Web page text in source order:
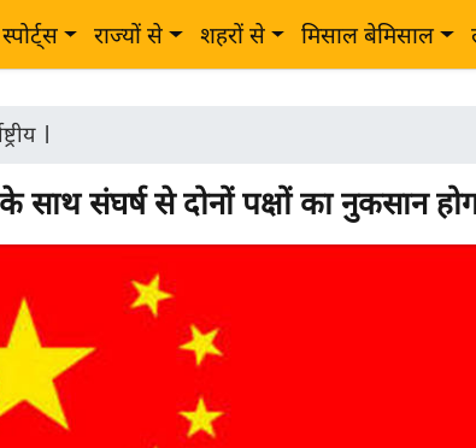
स्पोर्ट्स राज्यों से शहरों से मिसाल बेमिसाल
|
साथ संघर्ष से दोनों पक्षों का नुकसान